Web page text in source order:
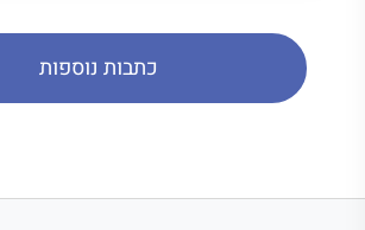
כתבות נוספות